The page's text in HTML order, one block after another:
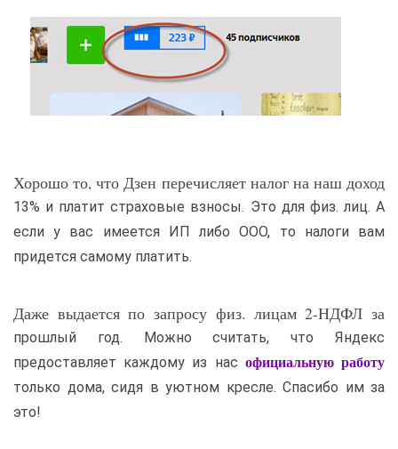
Хорошо то, что Дзен перечисляет налог на наш доход
13% и платит страховые взносы. Это для физ. лиц. А
если у вас имеется ИП либо ООО, то налоги вам
придется самому платить.
Даже выдается по запросу физ. лицам 2-НДФЛ за
прошлый год. Можно считать, что Яндекс
предоставляет каждому из нас официальную работу
только дома, сидя в уютном кресле. Спасибо им за
это!